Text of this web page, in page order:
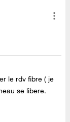
le rdv fibre ( je
se libere.